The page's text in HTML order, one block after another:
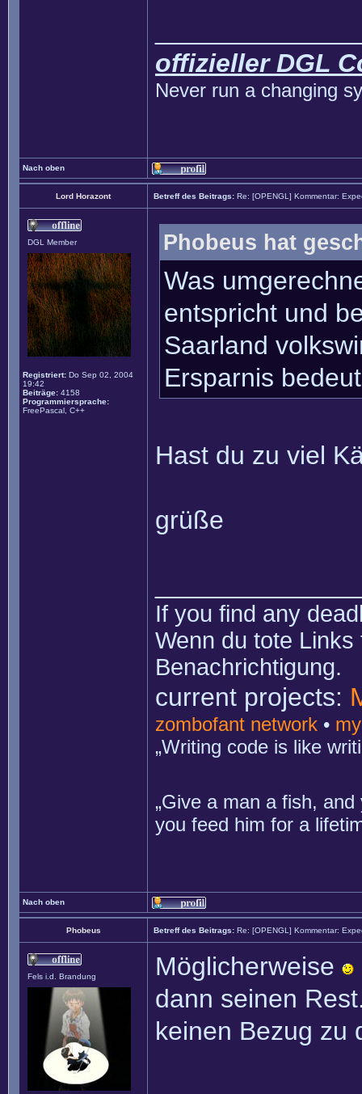
offizieller DGL
Never run a changing
Nach oben
Lord Horazont Betreff des Beitrags: Re: [OPENGL] Kommentar:
DGL Member
Registriert: Do Sep 02, 2004
19:42
Beiträge: 4158
Programmiersprache:
FreePascal, C++
Phobeus hat
Was
entspricht und
Saarland
Ersparnis
Hast du zu viel
grüße
If you find any
Wenn du tote
Benachrichtigung.
current projects:
zombofant network •
„Writing code is like
„Give a man a fish,
you feed him for a
Nach oben
Phobeus Betreff des Beitrags: Re: [OPENGL] Kommentar:
Fels i.d. Brandung Möglicherweise
dann seinen
keinen Bezug zu